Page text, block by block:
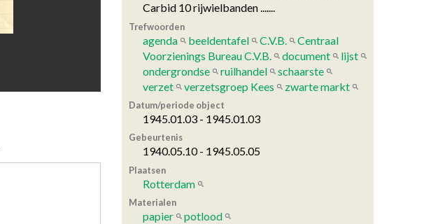
Carbid 10 rijwielbanden .......
Trefwoorden
agenda beeldentafel C.V.B.
Centraal
Voorzienings Bureau C.V.B.
document
lijst
ondergrondse
ruilhandel
schaarste
verzet
verzetsgroep Kees zwarte markt
Datum/periode object
1945.01.03 - 1945.01.03
Gebeurtenis
1940.05.10 - 1945.05.05
Plaatsen
Rotterdam
Materialen
papier potlood